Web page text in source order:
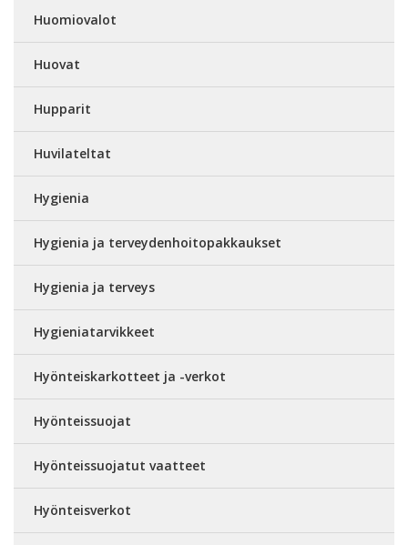
Huomiovalot
Huovat
Hupparit
Huvilateltat
Hygienia
Hygienia ja terveydenhoitopakkaukset
Hygienia ja terveys
Hygieniatarvikkeet
Hyönteiskarkotteet ja -verkot
Hyönteissuojat
Hyönteissuojatut vaatteet
Hyönteisverkot